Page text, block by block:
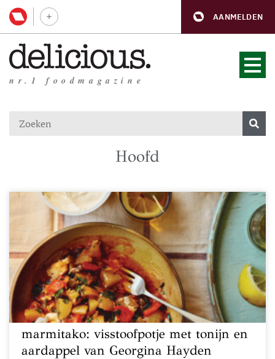
AANMELDEN
nr.1 foodmagazine
Hoofd
marmitako: visstoofpotje met tonijn en
aardappel van Georgina Hayden